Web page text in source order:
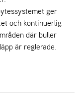
ger
och kontinuerlig
där buller
är reglerade.